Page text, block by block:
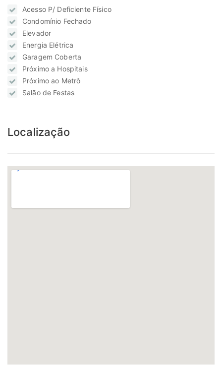
Acesso P/ Deficiente Físico
Condomínio Fechado
Elevador
Energia Elétrica
Garagem Coberta
Próximo a Hospitais
Próximo ao Metrô
Salão de Festas
Localização